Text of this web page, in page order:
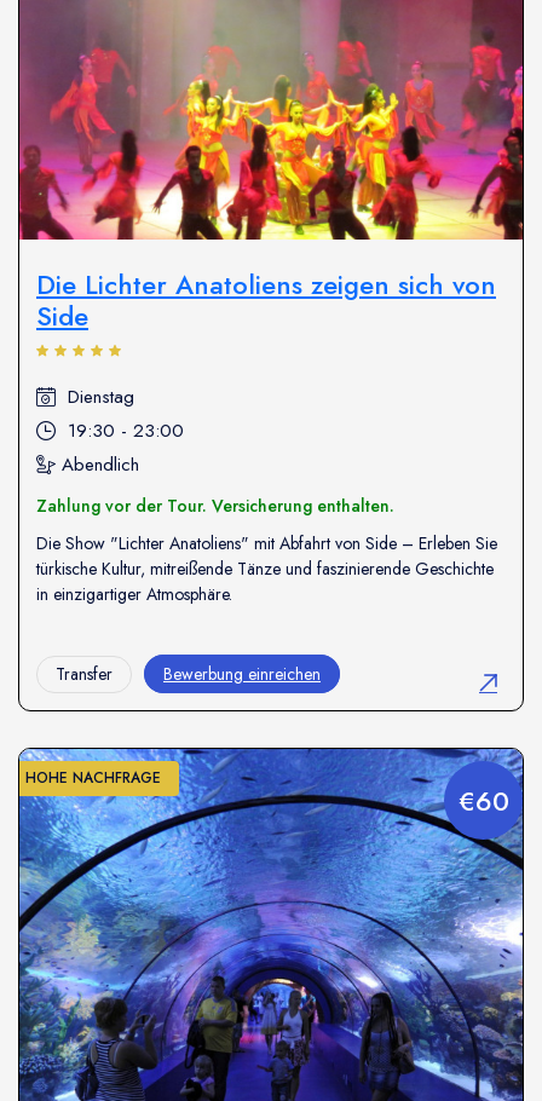
Die Lichter Anatoliens zeigen sich von
Side
Dienstag
19:30 - 23:00
Abendlich
Zahlung vor der Tour. Versicherung enthalten.
Die Show "Lichter Anatoliens" mit Abfahrt von Side – Erleben Sie
türkische Kultur, mitreißende Tänze und faszinierende Geschichte
in einzigartiger Atmosphäre.
Transfer Bewerbung einreichen
€60
HOHE NACHFRAGE